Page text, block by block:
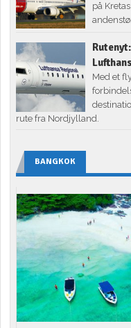
på
Med et
rute fra Nordjylland.
BANGKOK